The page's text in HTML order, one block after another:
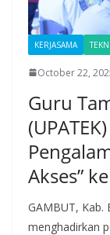
KERJASAMA
October 22,
Guru
Akses”
GAMBUT, Kab.
menghadirkan